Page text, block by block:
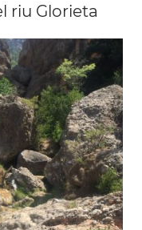
riu Glorieta